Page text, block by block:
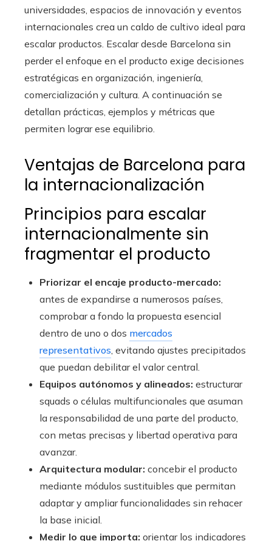
universidades, espacios de innovación y eventos
internacionales crea un caldo de cultivo ideal para
escalar productos. Escalar desde Barcelona sin
perder el enfoque en el producto exige decisiones
estratégicas en organización, ingeniería,
comercialización y cultura. A continuación se
detallan prácticas, ejemplos y métricas que
permiten lograr ese equilibrio.
Ventajas de Barcelona para
la internacionalización
Principios para escalar
internacionalmente sin
fragmentar el producto
Priorizar el encaje producto-mercado:
antes de expandirse a numerosos países,
comprobar a fondo la propuesta esencial
dentro de uno o dos mercados
representativos, evitando ajustes precipitados
que puedan debilitar el valor central.
Equipos autónomos y alineados: estructurar
squads o células multifuncionales que asuman
la responsabilidad de una parte del producto,
con metas precisas y libertad operativa para
avanzar.
Arquitectura modular: concebir el producto
mediante módulos sustituibles que permitan
adaptar y ampliar funcionalidades sin rehacer
la base inicial.
Medir lo que importa: orientar los indicadores